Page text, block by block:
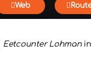
Web
Eetcounter Lohmanin